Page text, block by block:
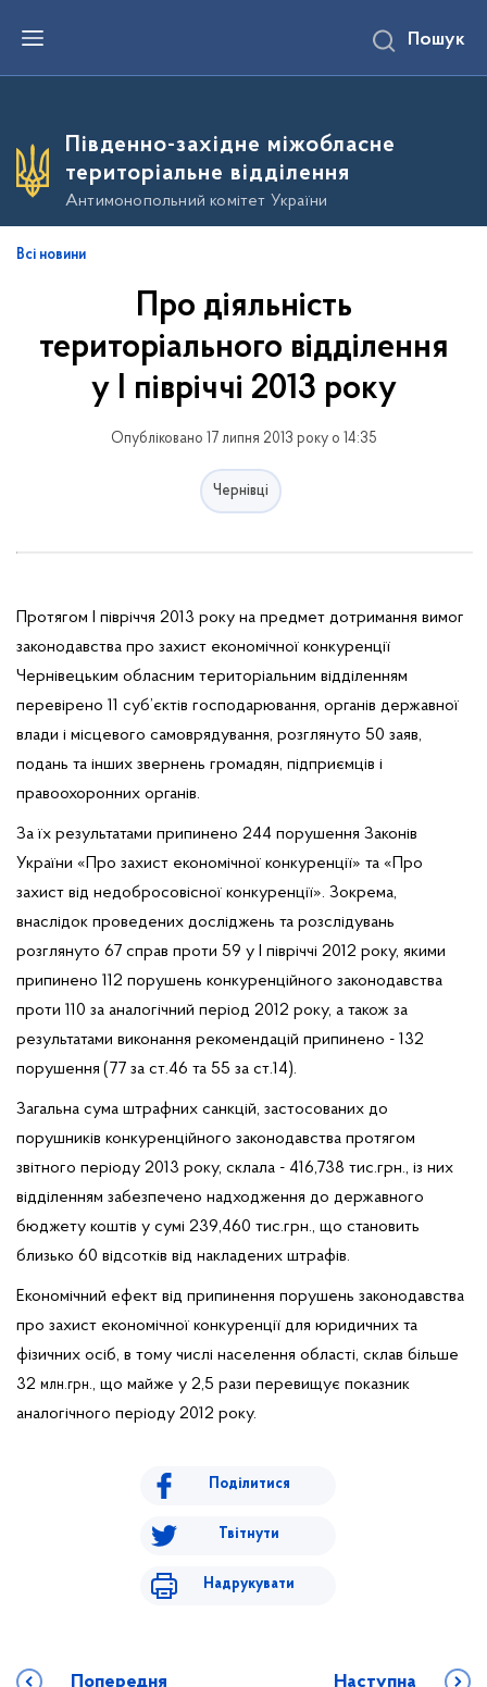
е
о
о
в
Пошук
Південно-західне міжобласне
територіальне відділення
Антимонопольний комітет України
Всі новини
Про діяльність
територіального відділення
у І півріччі 2013 року
Опубліковано 17 липня 2013 року о 14:35
Чернівці
Протягом І півріччя 2013 року на предмет дотримання вимог
законодавства про захист економічної конкуренції
Чернівецьким обласним територіальним відділенням
перевірено 11 суб’єктів господарювання, органів державної
влади і місцевого самоврядування, розглянуто 50 заяв,
подань та інших звернень громадян, підприємців і
правоохоронних органів.
За їх результатами припинено 244 порушення Законів
України «Про захист економічної конкуренції» та «Про
захист від недобросовісної конкуренції». Зокрема,
внаслідок проведених досліджень та розслідувань
розглянуто 67 справ проти 59 у І півріччі 2012 року, якими
припинено 112 порушень конкуренційного законодавства
проти 110 за аналогічний період 2012 року, а також за
результатами виконання рекомендацій припинено - 132
порушення (77 за ст.46 та 55 за ст.14).
Загальна сума штрафних санкцій, застосованих до
порушників конкуренційного законодавства протягом
звітного періоду 2013 року, склала - 416,738 тис.грн., із них
відділенням забезпечено надходження до державного
бюджету коштів у сумі 239,460 тис.грн., що становить
близько 60 відсотків від накладених штрафів.
Економічний ефект від припинення порушень законодавства
про захист економічної конкуренції для юридичних та
фізичних осіб, в тому числі населення області, склав більше
32 млн.грн., що майже у 2,5 рази перевищує показник
аналогічного періоду 2012 року.
Поділитися
Твітнути
Надрукувати
Попередня Наступна